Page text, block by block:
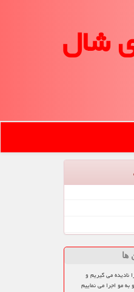
شال
ها
نادیده می گیریم و
مو اجرا می نماییم